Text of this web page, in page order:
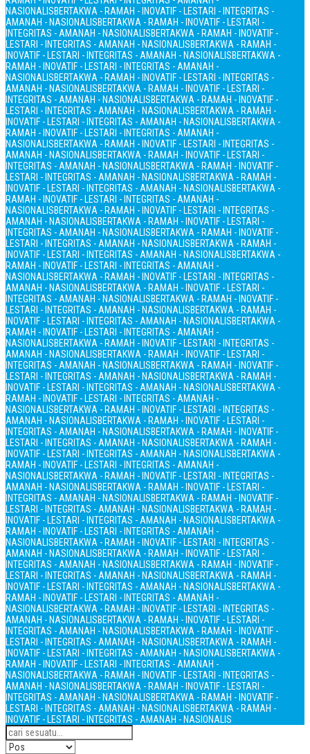
NASIONALISBERTAKWA - RAMAH - INOVATIF - LESTARI - INTEGRITAS -
AMANAH - NASIONALISBERTAKWA - RAMAH - INOVATIF - LESTARI -
INTEGRITAS - AMANAH - NASIONALISBERTAKWA - RAMAH - INOVATIF -
LESTARI - INTEGRITAS - AMANAH - NASIONALISBERTAKWA - RAMAH -
INOVATIF - LESTARI - INTEGRITAS - AMANAH - NASIONALISBERTAKWA -
RAMAH - INOVATIF - LESTARI - INTEGRITAS - AMANAH -
NASIONALISBERTAKWA - RAMAH - INOVATIF - LESTARI - INTEGRITAS -
AMANAH - NASIONALISBERTAKWA - RAMAH - INOVATIF - LESTARI -
INTEGRITAS - AMANAH - NASIONALISBERTAKWA - RAMAH - INOVATIF -
LESTARI - INTEGRITAS - AMANAH - NASIONALISBERTAKWA - RAMAH -
INOVATIF - LESTARI - INTEGRITAS - AMANAH - NASIONALISBERTAKWA -
RAMAH - INOVATIF - LESTARI - INTEGRITAS - AMANAH -
NASIONALISBERTAKWA - RAMAH - INOVATIF - LESTARI - INTEGRITAS -
AMANAH - NASIONALISBERTAKWA - RAMAH - INOVATIF - LESTARI -
INTEGRITAS - AMANAH - NASIONALISBERTAKWA - RAMAH - INOVATIF -
LESTARI - INTEGRITAS - AMANAH - NASIONALISBERTAKWA - RAMAH -
INOVATIF - LESTARI - INTEGRITAS - AMANAH - NASIONALISBERTAKWA -
RAMAH - INOVATIF - LESTARI - INTEGRITAS - AMANAH -
NASIONALISBERTAKWA - RAMAH - INOVATIF - LESTARI - INTEGRITAS -
AMANAH - NASIONALISBERTAKWA - RAMAH - INOVATIF - LESTARI -
INTEGRITAS - AMANAH - NASIONALISBERTAKWA - RAMAH - INOVATIF -
LESTARI - INTEGRITAS - AMANAH - NASIONALISBERTAKWA - RAMAH -
INOVATIF - LESTARI - INTEGRITAS - AMANAH - NASIONALISBERTAKWA -
RAMAH - INOVATIF - LESTARI - INTEGRITAS - AMANAH -
NASIONALISBERTAKWA - RAMAH - INOVATIF - LESTARI - INTEGRITAS -
AMANAH - NASIONALISBERTAKWA - RAMAH - INOVATIF - LESTARI -
INTEGRITAS - AMANAH - NASIONALISBERTAKWA - RAMAH - INOVATIF -
LESTARI - INTEGRITAS - AMANAH - NASIONALISBERTAKWA - RAMAH -
INOVATIF - LESTARI - INTEGRITAS - AMANAH - NASIONALISBERTAKWA -
RAMAH - INOVATIF - LESTARI - INTEGRITAS - AMANAH -
NASIONALISBERTAKWA - RAMAH - INOVATIF - LESTARI - INTEGRITAS -
AMANAH - NASIONALISBERTAKWA - RAMAH - INOVATIF - LESTARI -
INTEGRITAS - AMANAH - NASIONALISBERTAKWA - RAMAH - INOVATIF -
LESTARI - INTEGRITAS - AMANAH - NASIONALISBERTAKWA - RAMAH -
INOVATIF - LESTARI - INTEGRITAS - AMANAH - NASIONALISBERTAKWA -
RAMAH - INOVATIF - LESTARI - INTEGRITAS - AMANAH -
NASIONALISBERTAKWA - RAMAH - INOVATIF - LESTARI - INTEGRITAS -
AMANAH - NASIONALISBERTAKWA - RAMAH - INOVATIF - LESTARI -
INTEGRITAS - AMANAH - NASIONALISBERTAKWA - RAMAH - INOVATIF -
LESTARI - INTEGRITAS - AMANAH - NASIONALISBERTAKWA - RAMAH -
INOVATIF - LESTARI - INTEGRITAS - AMANAH - NASIONALISBERTAKWA -
RAMAH - INOVATIF - LESTARI - INTEGRITAS - AMANAH -
NASIONALISBERTAKWA - RAMAH - INOVATIF - LESTARI - INTEGRITAS -
AMANAH - NASIONALISBERTAKWA - RAMAH - INOVATIF - LESTARI -
INTEGRITAS - AMANAH - NASIONALISBERTAKWA - RAMAH - INOVATIF -
LESTARI - INTEGRITAS - AMANAH - NASIONALISBERTAKWA - RAMAH -
INOVATIF - LESTARI - INTEGRITAS - AMANAH - NASIONALISBERTAKWA -
RAMAH - INOVATIF - LESTARI - INTEGRITAS - AMANAH -
NASIONALISBERTAKWA - RAMAH - INOVATIF - LESTARI - INTEGRITAS -
AMANAH - NASIONALISBERTAKWA - RAMAH - INOVATIF - LESTARI -
INTEGRITAS - AMANAH - NASIONALISBERTAKWA - RAMAH - INOVATIF -
LESTARI - INTEGRITAS - AMANAH - NASIONALISBERTAKWA - RAMAH -
INOVATIF - LESTARI - INTEGRITAS - AMANAH - NASIONALISBERTAKWA -
RAMAH - INOVATIF - LESTARI - INTEGRITAS - AMANAH -
NASIONALISBERTAKWA - RAMAH - INOVATIF - LESTARI - INTEGRITAS -
AMANAH - NASIONALISBERTAKWA - RAMAH - INOVATIF - LESTARI -
INTEGRITAS - AMANAH - NASIONALISBERTAKWA - RAMAH - INOVATIF -
LESTARI - INTEGRITAS - AMANAH - NASIONALISBERTAKWA - RAMAH -
INOVATIF - LESTARI - INTEGRITAS - AMANAH - NASIONALISBERTAKWA -
RAMAH - INOVATIF - LESTARI - INTEGRITAS - AMANAH -
NASIONALISBERTAKWA - RAMAH - INOVATIF - LESTARI - INTEGRITAS -
AMANAH - NASIONALISBERTAKWA - RAMAH - INOVATIF - LESTARI -
INTEGRITAS - AMANAH - NASIONALISBERTAKWA - RAMAH - INOVATIF -
LESTARI - INTEGRITAS - AMANAH - NASIONALISBERTAKWA - RAMAH -
INOVATIF - LESTARI - INTEGRITAS - AMANAH - NASIONALIS